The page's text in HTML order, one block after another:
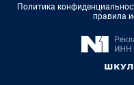
Политика
правила